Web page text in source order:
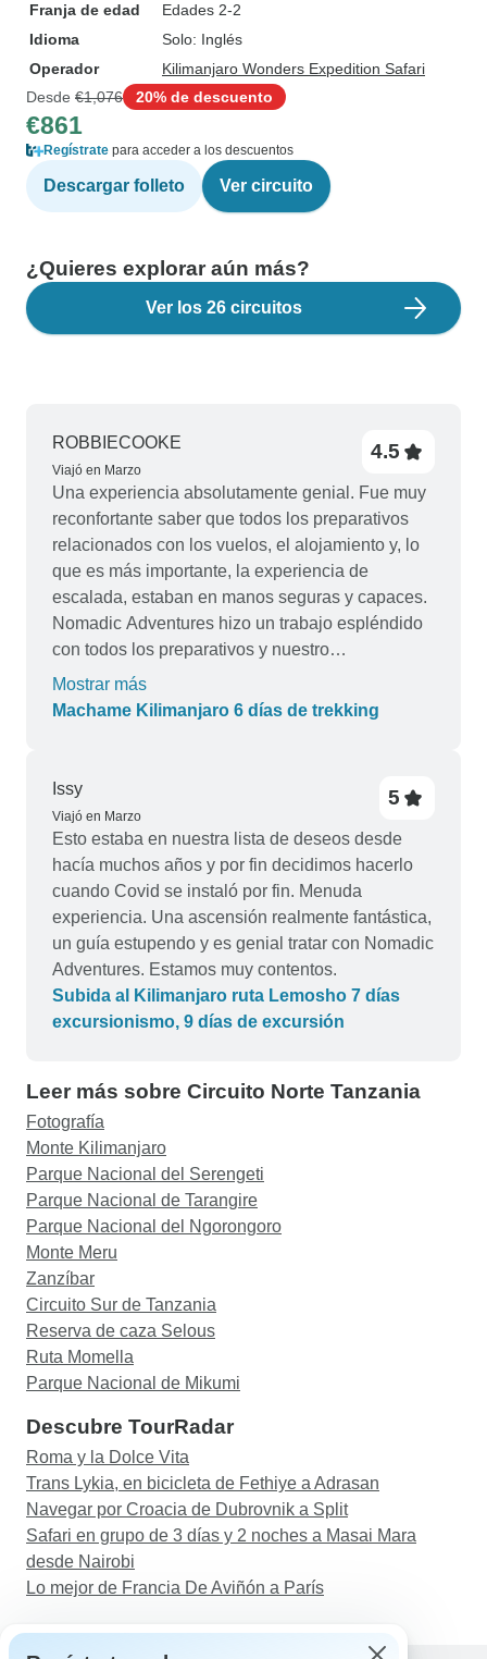
Franja de edad
Edades 2-2
Idioma
Solo: Inglés
Operador
Kilimanjaro Wonders Expedition Safari
Desde €1,076 20% de descuento
€861
Regístrate para acceder a los descuentos
Descargar folleto Ver circuito
¿Quieres explorar aún más?
Ver los 26 circuitos
ROBBIECOOKE
Viajó en Marzo
4.5
Una experiencia absolutamente genial. Fue muy
reconfortante saber que todos los preparativos
relacionados con los vuelos, el alojamiento y, lo
que es más importante, la experiencia de
escalada, estaban en manos seguras y capaces.
Nomadic Adventures hizo un trabajo espléndido
con todos los preparativos y nuestro
experimentado guía y ahora amigo Juma Omary
es una estrella. Se aseguró de que nos
una experiencia tan increíble con NOMADIC
ADVENTURES que hemos reservado dos veces
con ellos para escalar el KILI.
Mostrar más
Machame Kilimanjaro 6 días de trekking
Issy
Viajó en Marzo
5
Esto estaba en nuestra lista de deseos desde
hacía muchos años y por fin decidimos hacerlo
cuando Covid se instaló por fin. Menuda
experiencia. Una ascensión realmente fantástica,
un guía estupendo y es genial tratar con Nomadic
Adventures. Estamos muy contentos.
Subida al Kilimanjaro ruta Lemosho 7 días
excursionismo, 9 días de excursión
Leer más sobre Circuito Norte Tanzania
Fotografía
Monte Kilimanjaro
Parque Nacional del Serengeti
Parque Nacional de Tarangire
Parque Nacional del Ngorongoro
Monte Meru
Zanzíbar
Circuito Sur de Tanzania
Reserva de caza Selous
Ruta Momella
Parque Nacional de Mikumi
Descubre TourRadar
Roma y la Dolce Vita
Trans Lykia, en bicicleta de Fethiye a Adrasan
Navegar por Croacia de Dubrovnik a Split
Safari en grupo de 3 días y 2 noches a Masai Mara
desde Nairobi
Lo mejor de Francia De Aviñón a París